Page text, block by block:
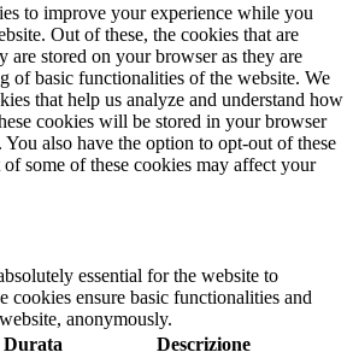
to improve your experience while you
Out of these, the cookies that are
are stored on your browser as they are
of basic functionalities of the website. We
that help us analyze and understand how
cookies will be stored in your browser
also have the option to opt-out of these
some of these cookies may affect your
essential for the website to
cookies ensure basic functionalities and
anonymously.
Durata Descrizione